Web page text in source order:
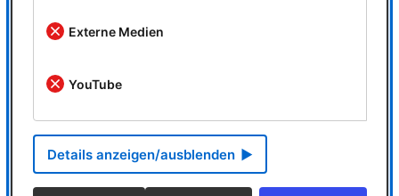
wie Laserschneider, Fräsereien oder Architekten
Fertigungslisten, Materialkalkulation – alles wird direkt
Externe Medien
YouTube
Details anzeigen/ausblenden